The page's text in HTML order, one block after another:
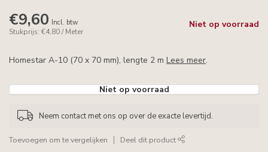
€9,60 Incl. btw
Stukprijs: €4,80 / Meter
Niet op voorraad
Homestar A-10 (70 x 70 mm), lengte 2 m Lees meer.
Niet op voorraad
Neem contact met ons op over de exacte levertijd.
Toevoegen om te vergelijken Deel dit product